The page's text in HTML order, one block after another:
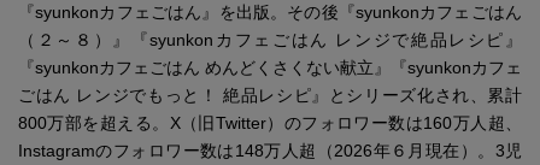
『syunkonカフェごはん』を出版。その後『syunkonカフェごはん
（２～８）』『syunkonカフェごはん レンジで絶品レシピ』
『syunkonカフェごはん めんどくさくない献立』『syunkonカフェ
ごはん レンジでもっと！ 絶品レシピ』とシリーズ化され、累計
800万部を超える。X（旧Twitter）のフォロワー数は160万人超、
Instagramのフォロワー数は148万人超（2026年６月現在）。3児